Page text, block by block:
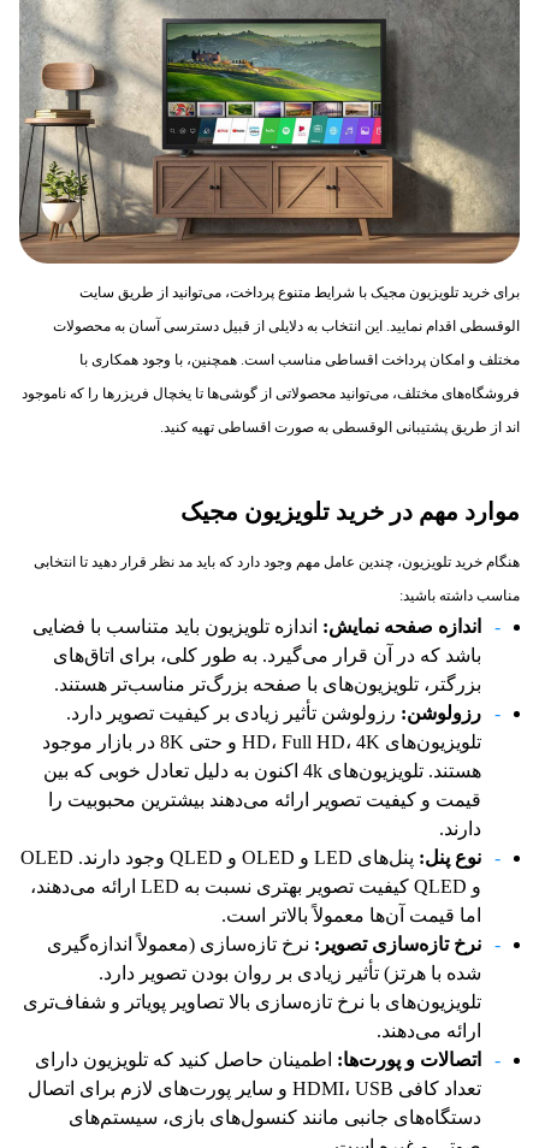
برای خرید تلویزیون مجیک با شرایط متنوع پرداخت، می‌توانید از طریق سایت
الوقسطی اقدام نمایید. این انتخاب به دلایلی از قبیل دسترسی آسان به محصولات
مختلف و امکان پرداخت اقساطی مناسب است. همچنین، با وجود همکاری با
فروشگاه‌های مختلف، می‌توانید محصولاتی از گوشی‌ها تا یخچال فریزرها را که ناموجود
اند از طریق پشتیبانی الوقسطی به صورت اقساطی تهیه کنید.
موارد مهم در خرید تلویزیون مجیک
هنگام خرید تلویزیون، چندین عامل مهم وجود دارد که باید مد نظر قرار دهید تا انتخابی
مناسب داشته باشید:
اندازه صفحه نمایش: اندازه تلویزیون باید متناسب با فضایی
باشد که در آن قرار می‌گیرد. به طور کلی، برای اتاق‌های
بزرگتر، تلویزیون‌های با صفحه بزرگ‌تر مناسب‌تر هستند.
رزولوشن: رزولوشن تأثیر زیادی بر کیفیت تصویر دارد.
تلویزیون‌های HD، Full HD، 4K و حتی 8K در بازار موجود
هستند. تلویزیون‌های 4k اکنون به دلیل تعادل خوبی که بین
قیمت و کیفیت تصویر ارائه می‌دهند بیشترین محبوبیت را
دارند.
نوع پنل:
پنل‌های LED و OLED و QLED وجود دارند. OLED
و QLED کیفیت تصویر بهتری نسبت به LED ارائه می‌دهند،
اما قیمت آن‌ها معمولاً بالاتر است.
نرخ تازه‌سازی تصویر: نرخ تازه‌سازی (معمولاً اندازه‌گیری
شده با هرتز) تأثیر زیادی بر روان بودن تصویر دارد.
تلویزیون‌های با نرخ تازه‌سازی بالا تصاویر پویاتر و شفاف‌تری
ارائه می‌دهند.
اتصالات و پورت‌ها: اطمینان حاصل کنید که تلویزیون دارای
تعداد کافی HDMI، USB و سایر پورت‌های لازم برای اتصال
دستگاه‌های جانبی مانند کنسول‌های بازی، سیستم‌های